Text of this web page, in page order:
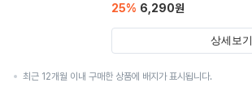
25% 6,290원
상세보기
최근 12개월 이내 구매한 상품에 배지가 표시됩니다.